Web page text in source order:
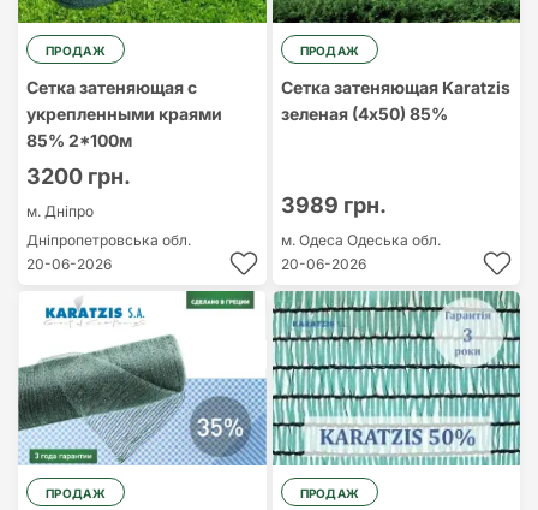
ПРОДАЖ
Сетка затеняющая с
укрепленными краями
85% 2*100м
3200 грн.
м. Дніпро
Дніпропетровська обл.
20-06-2026
ПРОДАЖ
Сетка затеняющая Karatzis
зеленая (4х50) 85%
3989 грн.
м. Одеса Одеська обл.
20-06-2026
ПРОДАЖ ПРОДАЖ